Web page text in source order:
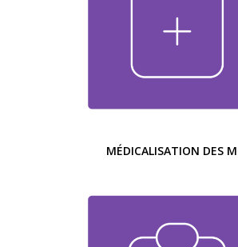
MÉDICALISATION DES